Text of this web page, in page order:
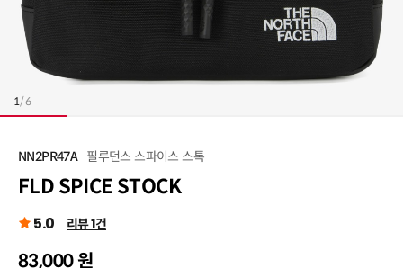
1/6
NN2PR47A 필루던스 스파이스 스톡
FLD SPICE STOCK
5.0 리뷰 1건
83,000 원